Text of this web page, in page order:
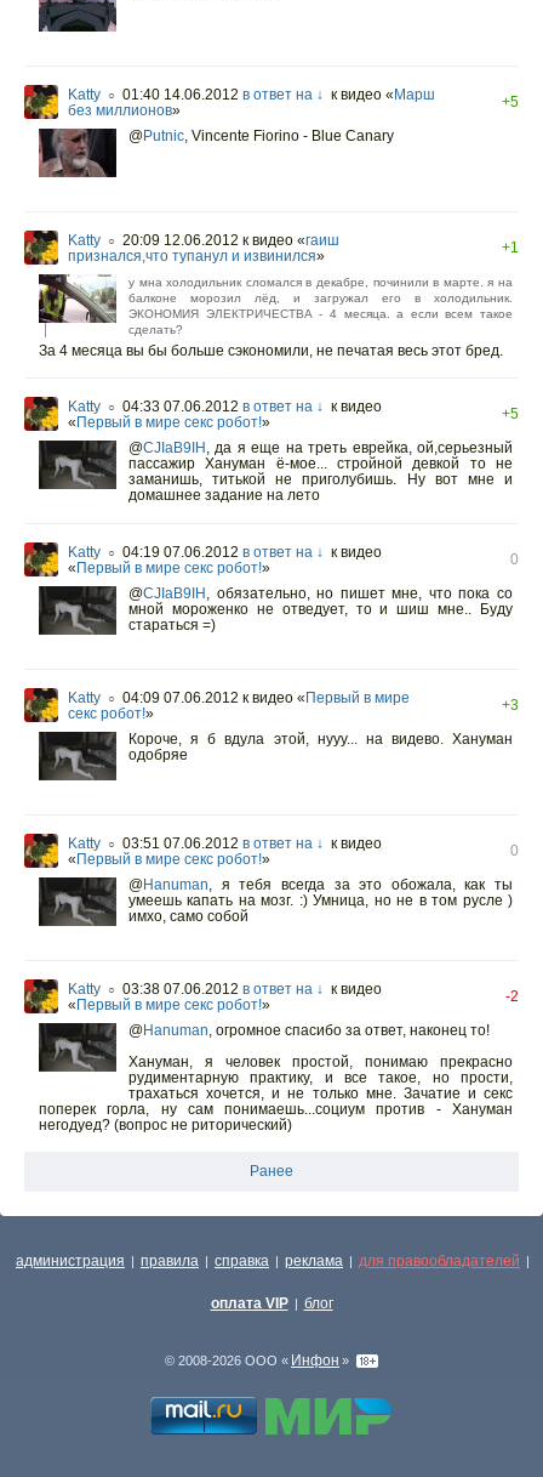
Katty ○ 01:40 14.06.2012 в ответ на ↓ к видео « Марш
без миллионов»
+5
@Putnic, Vincente Fiorino - Blue Canary
Katty ○ 20:09 12.06.2012 к видео «гаиш
признался,что тупанул и извинился» +1
у мна холодильник сломался в декабре, починили в марте. я на
балконе морозил лёд, и загружал его в холодильник.
ЭКОНОМИЯ ЭЛЕКТРИЧЕСТВА - 4 месяца. а если всем такое
сделать?
За 4 месяца вы бы больше сэкономили, не печатая весь этот бред.
Katty ○ 04:33 07.06.2012 в ответ на ↓ к видео
« Первый в мире секс робот!»
+5
@CJIaB9IH ,да я еще на треть еврейка, ой,серьезный
пассажир Хануман ё-мое... стройной девкой то не
заманишь, титькой не приголубишь. Ну вот мне и
домашнее задание на лето
Katty ○ 04:19 07.06.2012 в ответ на ↓ к видео
« Первый в мире секс робот!»
0
@CJIaB9IH , обязательно, но пишет мне, что пока со
мной мороженко не отведует, то и шиш мне.. Буду
стараться =)
Katty ○ 04:09 07.06.2012 к видео « Первый в мире
секс робот!»
+3
Короче, я б вдула этой, нууу... на видево. Хануман
одобряе
Katty ○ 03:51 07.06.2012 в ответ на ↓ к видео
« Первый в мире секс робот!»
0
@Hanuman, я тебя всегда за это обожала, как ты
умеешь капать на мозг. :) Умница, но не в том русле )
имхо, само собой
Katty ○ 03:38 07.06.2012 в ответ на ↓ к видео
« Первый в мире секс робот!»
-2
@Hanuman, огромное спасибо за ответ, наконец то!
Хануман, я человек простой, понимаю прекрасно
рудиментарную практику, и все такое, но прости,
трахаться хочется, и не только мне. Зачатие и секс
поперек горла, ну сам понимаешь...социум против - Хануман
негодуед? (вопрос не риторический)
Ранее
администрация | правила | справка | реклама | для правообладателей |
оплата VIP | блог
© 2008-2026 ООО « Инфон »